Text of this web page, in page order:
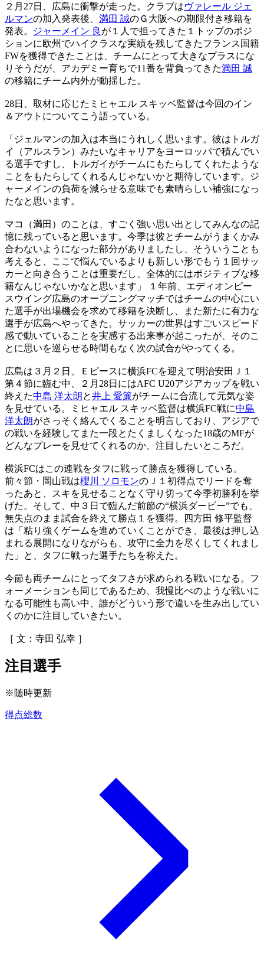
２月27日、広島に衝撃が走った。クラブはヴァレール ジェ
ルマンの加入発表後、 満田 誠のＧ大阪への期限付き移籍を
発表。
ジャーメイン 良 が１人で担ってきた１トップのポジ
ションに欧州でハイクラスな実績を残してきたフランス国籍
FWを獲得できたことは、チームにとって大きなプラスにな
りそうだが、アカデミー育ちで11番を背負ってきた満田 誠
の移籍にチーム内外が動揺した。
28日、取材に応じたミヒャエル スキッベ監督は今回のイン
＆アウトについてこう語っている。
「ジェルマンの加入は本当にうれしく思います。彼はトルガ
イ（アルスラン）みたいなキャリアをヨーロッパで積んでい
る選手ですし、トルガイがチームにもたらしてくれたような
ことをもたらしてくれるんじゃないかと期待しています。ジ
ャーメインの負荷を減らせる意味でも素晴らしい補強になっ
たなと思います。
マコ（満田）のことは、すごく強い思い出としてみんなの記
憶に残っていると思います。今季は彼とチームがうまくかみ
合わないようになった部分がありましたし、そういうことも
考えると、ここで悩んでいるよりも新しい形でもう１回サッ
カーと向き合うことは重要だし、全体的にはポジティブな移
籍なんじゃないかなと思います」 １年前、エディオンピー
スウイング広島のオープニングマッチではチームの中心にい
た選手が出場機会を求めて移籍を決断し、また新たに有力な
選手が広島へやってきた。サッカーの世界はすごいスピード
感で動いていることを実感する出来事が起こったが、そのこ
とに思いを巡らせる時間もなく次の試合がやってくる。
広島は３月２日、Ｅピースに横浜FCを迎えて明治安田Ｊ１
第４節に臨む中、２月28日にはAFC U20アジアカップを戦い
終えた中島 洋太朗と井上 愛簾がチームに合流して元気な姿
を見せている。ミヒャエル スキッベ監督は横浜FC戦に中島
洋太朗がさっそく絡んでくることを明言しており、アジアで
の戦いを経験してまた一段とたくましくなった18歳のMFが
どんなプレーを見せてくれるのか、注目したいところだ。
横浜FCはこの連戦をタフに戦って勝点を獲得している。
前々節・岡山戦は櫻川 ソロモンのＪ１初得点でリードを奪
ったあと、スキを見せることなく守り切って今季初勝利を挙
げた。そして、中３日で臨んだ前節の“横浜ダービー”でも、
無失点のまま試合を終えて勝点１を獲得。四方田 修平監督
は「粘り強くゲームを進めていくことができ、最後は押し込
まれる展開になりながらも、攻守に全力を尽くしてくれまし
た」と、タフに戦った選手たちを称えた。
今節も両チームにとってタフさが求められる戦いになる。フ
ォーメーションも同じであるため、我慢比べのような戦いに
なる可能性も高い中、誰がどういう形で違いを生み出してい
くのかに注目していきたい。
［ 文：寺田 弘幸 ］
注目選手
※随時更新
得点総数